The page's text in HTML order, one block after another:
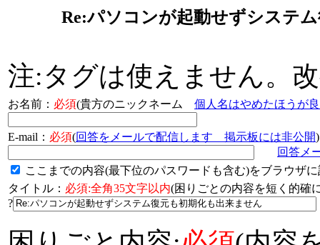
Re:パソコンが起動せずシステ
注:タグは使えません。
お名前： 必須(貴方のニックネーム 個人名はやめたほうが
E-mail： 必須(回答をメールで配信します 掲示板には非公開)
回答メ
ここまでの内容(最下位のパスワードも含む)をブラウザ
タイトル： 必須:全角35文字以内(困りごとの内容を短く的
?